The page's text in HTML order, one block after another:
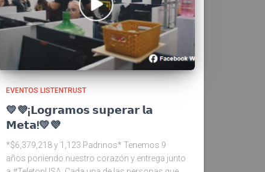
EVENTOS LISTENTRUST
💛💜¡𝗟𝗼𝗴𝗿𝗮𝗺𝗼𝘀 𝘀𝘂𝗽𝗲𝗿𝗮𝗿 𝗹𝗮
𝗠𝗲𝘁𝗮!💛💜
*$6,379,218 y 1,123 Padrinos* Tenemos 9
años poniendo nuestro corazón y entrega junto